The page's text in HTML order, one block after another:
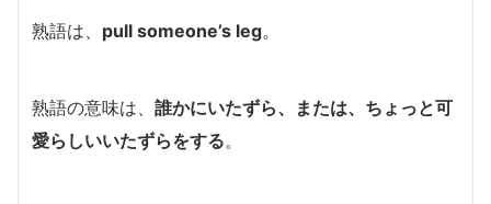
熟語は、 pull someone’s leg。
熟語の意味は、 誰かにいたずら、または、ちょっと可
愛らしいいたずらをする。